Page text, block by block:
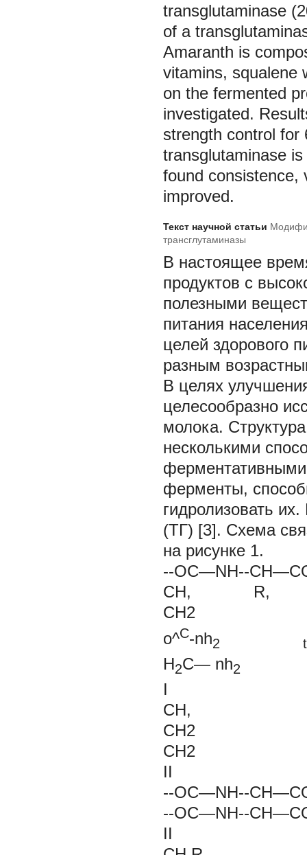
transglutaminase
of a
Amaranth is
vitamins, squalene
on the fermented
investigated.
strength control for
transglutaminase
found consistence,
improved.
Текст научной статьи
трансглутаминазы
В настоящее
продуктов с
полезными
питания
целей здорового
разным
В целях
целесообразно
молока.
несколькими
ферменты,
гидролизовать
(ТГ) [3]. Схема
на рисунке 1.
--ОС—NH--
CH, R,
CH2
o^C-nh2
H2C— nh2
I
CH,
CH2
CH2
II
--ОС—NH--
--ОС—NH--
II